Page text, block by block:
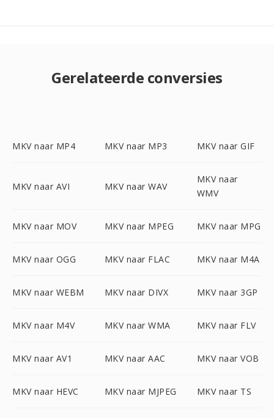
Gerelateerde conversies
MKV naar MP4 MKV naar MP3 MKV naar GIF
MKV naar AVI MKV naar WAV
MKV naar
WMV
MKV naar MOV MKV naar MPEG MKV naar MPG
MKV naar OGG MKV naar FLAC MKV naar M4A
MKV naar WEBM MKV naar DIVX MKV naar 3GP
MKV naar M4V MKV naar WMA MKV naar FLV
MKV naar AV1 MKV naar AAC MKV naar VOB
MKV naar HEVC MKV naar MJPEG MKV naar TS